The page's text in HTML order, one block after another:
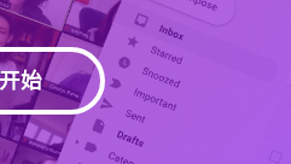
开始